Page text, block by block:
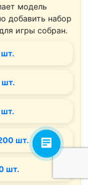
модель
добавить набор
игры собран.
шт.
шт.